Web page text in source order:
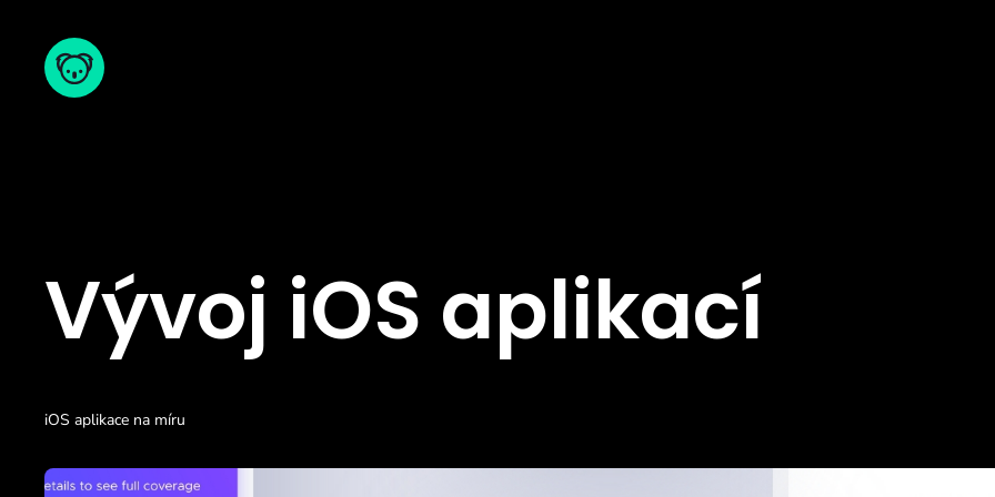
Vývoj iOS aplikací
iOS aplikace na míru